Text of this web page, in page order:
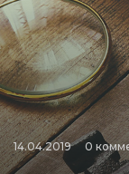
14.04.2019 0